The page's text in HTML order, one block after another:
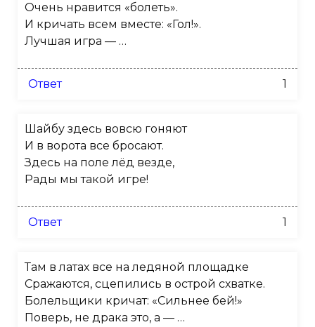
Очень нравится «болеть».
И кричать всем вместе: «Гол!».
Лучшая игра — …
Ответ 1
Шайбу здесь вовсю гоняют
И в ворота все бросают.
Здесь на поле лёд везде,
Рады мы такой игре!
Ответ 1
Там в латах все на ледяной площадке
Сражаются, сцепились в острой схватке.
Болельщики кричат: «Сильнее бей!»
Поверь, не драка это, а — …